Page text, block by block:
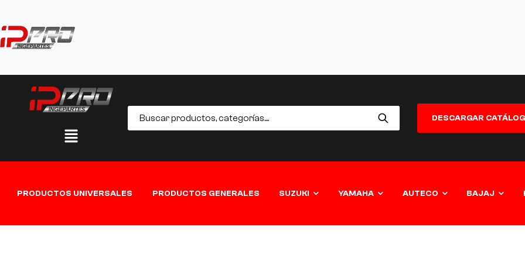
DESCARGAR
PRODUCTOS UNIVERSALES PRODUCTOS GENERALES SUZUKI YAMAHA AUTECO BAJAJ